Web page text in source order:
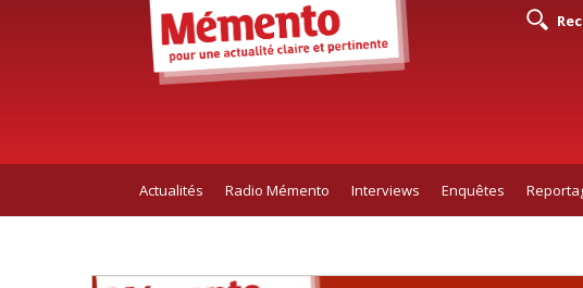
Actualités Radio Mémento Interviews Enquêtes